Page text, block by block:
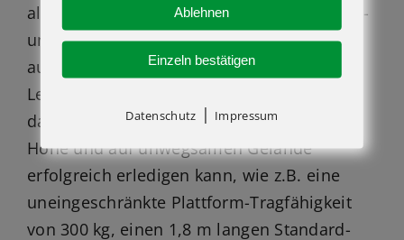
allgemeinen Bau- und Montage-, Wartungs-
und Inspektions- sowie Malerprojekten
ausgelegt. Sie bietet die wesentlichen
Leistungsmerkmale, auf die es ankommt,
damit der Bediener seine Arbeiten in der
Höhe und auf unwegsamen Gelände
erfolgreich erledigen kann, wie z.B. eine
uneingeschränkte Plattform-Tragfähigkeit
von 300 kg, einen 1,8 m langen Standard-
Ablehnen
Einzeln bestätigen
Datenschutz | Impressum